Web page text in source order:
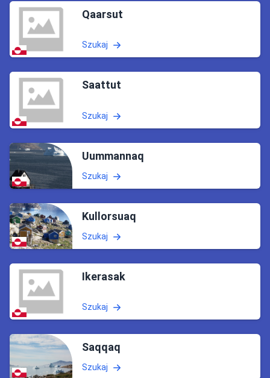
Qaarsut
Szukaj
Saattut
Szukaj
Uummannaq
Szukaj
Kullorsuaq
Szukaj
Ikerasak
Szukaj
Saqqaq
Szukaj